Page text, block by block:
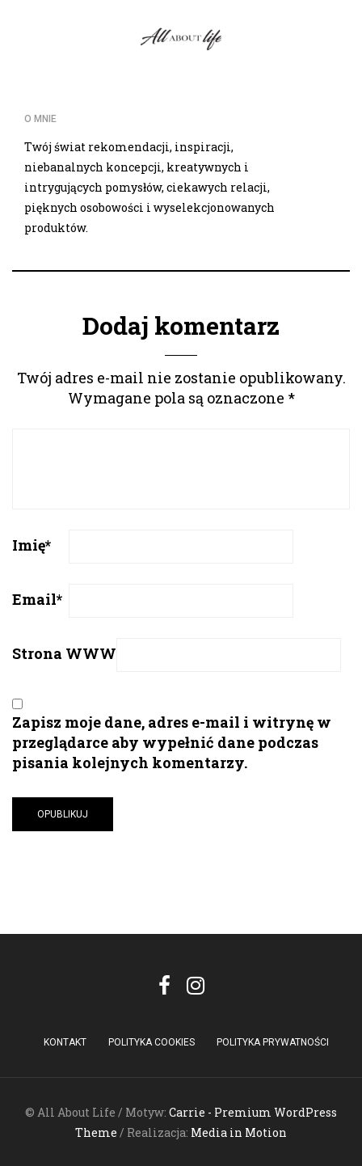
O MNIE
Twój świat rekomendacji, inspiracji,
niebanalnych koncepcji, kreatywnych i
intrygujących pomysłów, ciekawych relacji,
pięknych osobowości i wyselekcjonowanych
produktów.
Dodaj komentarz
Twój adres e-mail nie zostanie opublikowany.
Wymagane pola są oznaczone *
Imię*
Email*
Strona WWW
Zapisz moje dane, adres e-mail i witrynę w
przeglądarce aby wypełnić dane podczas
pisania kolejnych komentarzy.
KONTAKT POLITYKA COOKIES POLITYKA PRYWATNOŚCI
© All About Life / Motyw: Carrie - Premium WordPress
Theme / Realizacja: Media in Motion